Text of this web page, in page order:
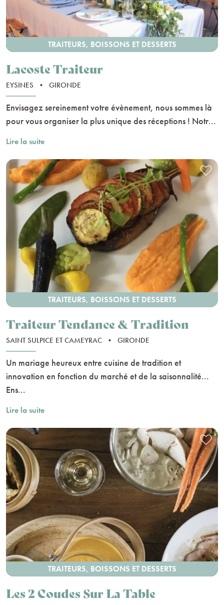
TRAITEURS, BOISSONS ET DESSERTS
Lacoste Traiteur
EYSINES • GIRONDE
Envisagez sereinement votre évènement, nous sommes là
pour vous organiser la plus unique des réceptions ! Notr...
Lire la suite
TRAITEURS, BOISSONS ET DESSERTS
Traiteur Tendance & Tradition
SAINT SULPICE ET CAMEYRAC • GIRONDE
Un mariage heureux entre cuisine de tradition et
innovation en fonction du marché et de la saisonnalité...
Ens...
Lire la suite
TRAITEURS, BOISSONS ET DESSERTS
Les 2 Coudes Sur La Table